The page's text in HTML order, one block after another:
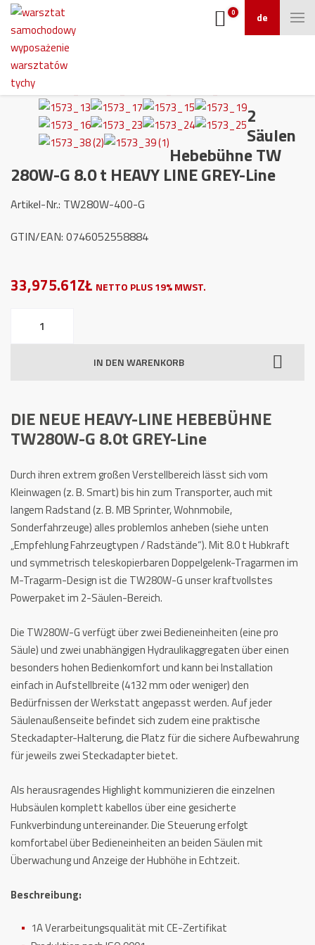
de
0
2
Säulen
Hebebühne TW
280W-G 8.0 t HEAVY LINE GREY-Line
Artikel-Nr.: TW280W-400-G
GTIN/EAN: 0746052558884
33,975.61ZŁ NETTO PLUS 19% MWST.
8.0
t
LINE
GREY-
Line
Menge
IN DEN WARENKORB
DIE NEUE HEAVY-LINE HEBEBÜHNE
TW280W-G 8.0t GREY-Line
Durch ihren extrem großen Verstellbereich lässt sich vom
Kleinwagen (z. B. Smart) bis hin zum Transporter, auch mit
langem Radstand (z. B. MB Sprinter, Wohnmobile,
Sonderfahrzeuge) alles problemlos anheben (siehe unten
„Empfehlung Fahrzeugtypen / Radstände“). Mit 8.0 t Hubkraft
und symmetrisch teleskopierbaren Doppelgelenk-Tragarmen im
M-Tragarm-Design ist die TW280W-G unser kraftvollstes
Powerpaket im 2-Säulen-Bereich.
Die TW280W-G verfügt über zwei Bedieneinheiten (eine pro
Säule) und zwei unabhängigen Hydraulikaggregaten über einen
besonders hohen Bedienkomfort und kann bei Installation
einfach in Aufstellbreite (4132 mm oder weniger) den
Bedürfnissen der Werkstatt angepasst werden. Auf jeder
Säulenaußenseite befindet sich zudem eine praktische
Steckadapter-Halterung, die Platz für die sichere Aufbewahrung
für jeweils zwei Steckadapter bietet.
Als herausragendes Highlight kommunizieren die einzelnen
Hubsäulen komplett kabellos über eine gesicherte
Funkverbindung untereinander. Die Steuerung erfolgt
komfortabel über Bedieneinheiten an beiden Säulen mit
Überwachung und Anzeige der Hubhöhe in Echtzeit.
Beschreibung:
1A Verarbeitungsqualität mit CE-Zertifikat